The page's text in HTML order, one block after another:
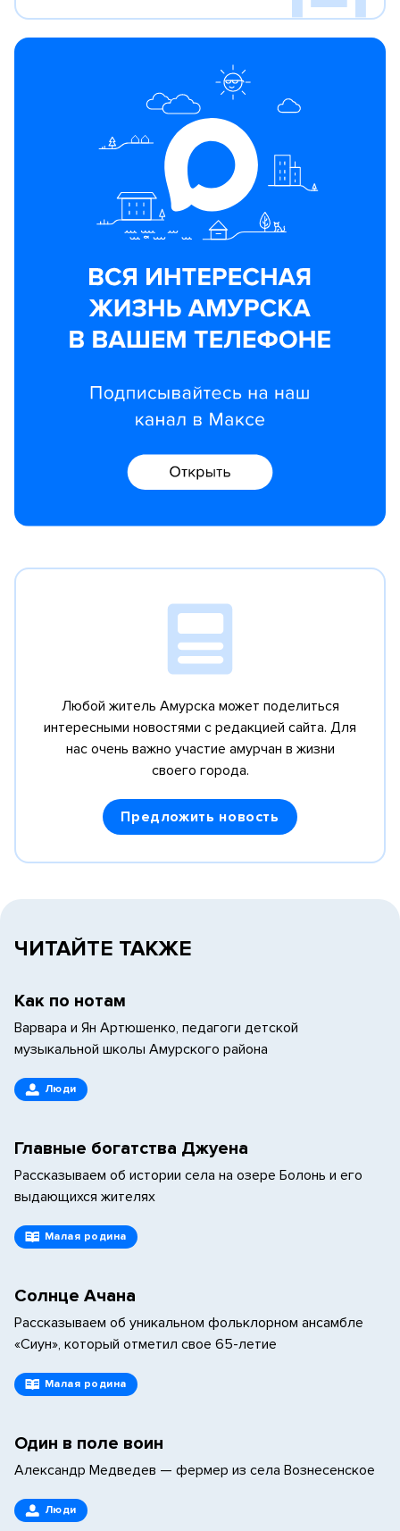
Любой житель Амурска может поделиться
интересными новостями с редакцией сайта. Для
нас очень важно участие амурчан в жизни
своего города.
Предложить новость
ЧИТАЙТЕ ТАКЖЕ
Как по нотам
Варвара и Ян Артюшенко, педагоги детской
музыкальной школы Амурского района
Люди
Главные богатства Джуена
Рассказываем об истории села на озере Болонь и его
выдающихся жителях
Малая родина
Солнце Ачана
Рассказываем об уникальном фольклорном ансамбле
«Сиун», который отметил свое 65-летие
Малая родина
Один в поле воин
Александр Медведев — фермер из села Вознесенское
Люди